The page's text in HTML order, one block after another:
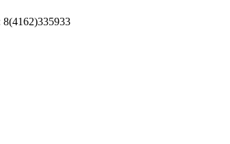
8(4162)335933